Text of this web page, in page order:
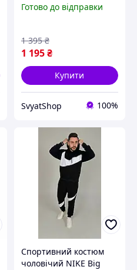
яскравий весняний
одяг для прогулянок
Найк
Готово до відправки
1 195₴
1 395 ₴
Купити
SvyatShop 100%
Спортивний костюм
чоловічий NIKE Big